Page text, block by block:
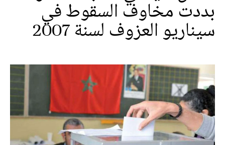
بددت مخاوف السقوط في
سيناريو العزوف لسنة 2007